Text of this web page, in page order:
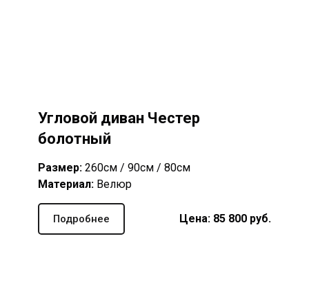
Угловой диван Честер
болотный
Размер: 260см / 90см / 80см
Материал: Велюр
Подробнее Цена: 85 800 руб.